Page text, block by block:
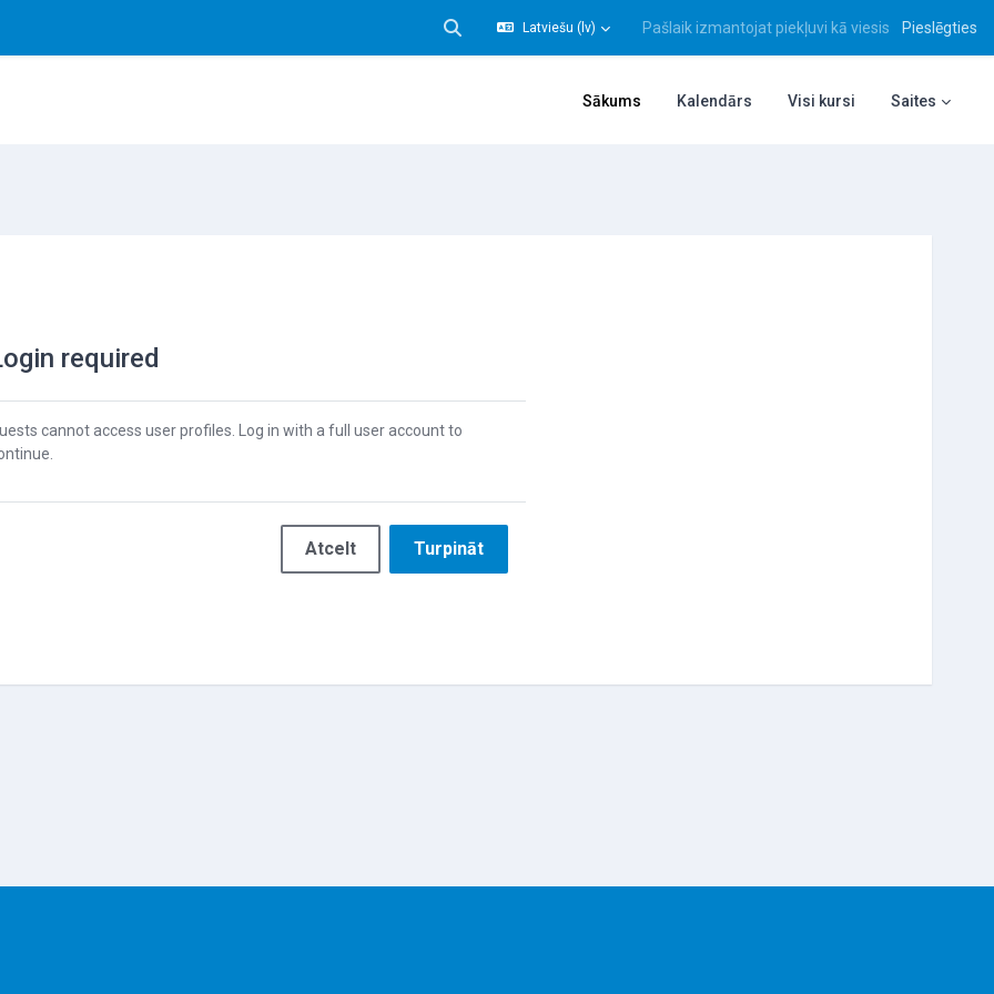
Pārslēgt meklēšanas ievadi
Latviešu ‎(lv)‎ Pašlaik izmantojat piekļuvi kā viesis Pieslēgties
Sākums Kalendārs Visi kursi Saites
required
cannot access user profiles. Log in with a full user account to
Atcelt Turpināt